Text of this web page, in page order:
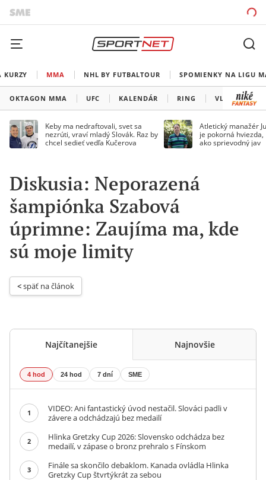
KURZY MMA NHL BY FUTBALTOUR SPOMIENKY NA LIGU
OKTAGON MMA UFC KALENDÁR RING VLADOV ROH
Keby ma nedraftovali, svet sa
nezrúti, vraví mladý Slovák. Raz by
chcel sedieť vedľa Kučerova
Atletický manažér
je pokorná
ako sprievodný jav
Diskusia: Neporazená
šampiónka Szabová
úprimne: Zaujíma ma, kde
sú moje limity
< späť na článok
Najčítanejšie Najnovšie
4 hod 24 hod 7 dní SME
1
VIDEO: Ani fantastický úvod nestačil. Slováci padli v
závere a odchádzajú bez medailí
2
Hlinka Gretzky Cup 2026: Slovensko odchádza bez
medailí, v zápase o bronz prehralo s Fínskom
3
Finále sa skončilo debaklom. Kanada ovládla Hlinka
Gretzky Cup štvrtýkrát za sebou